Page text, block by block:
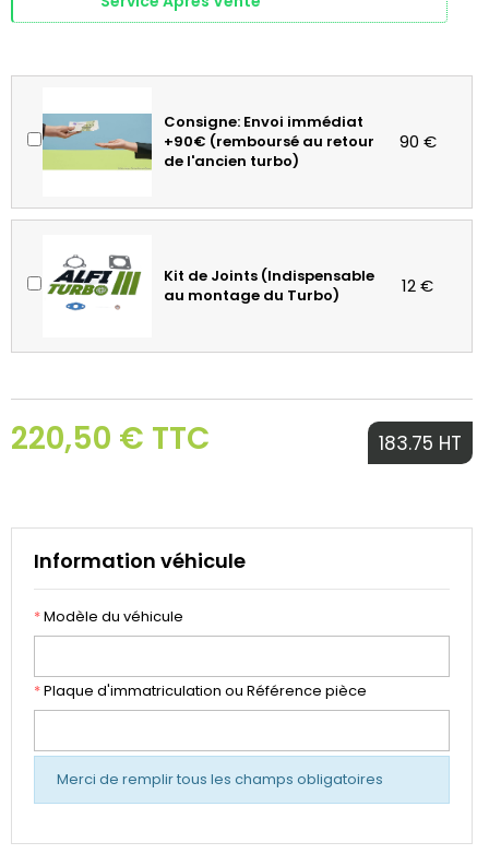
Consigne: Envoi immédiat
+90€ (remboursé au retour
de l'ancien turbo)
90 €
Kit de Joints (Indispensable
au montage du Turbo)
12 €
220,50 € TTC 183.75 HT
Information véhicule
*Modèle du véhicule
*Plaque d'immatriculation ou Référence pièce
Merci de remplir tous les champs obligatoires